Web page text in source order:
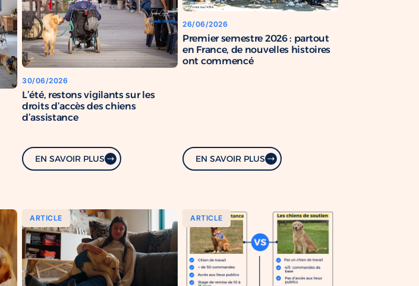
30/06/2026
L’été, restons vigilants sur les
droits d’accès des chiens
d’assistance
EN SAVOIR PLUS
26/06/2026
Premier semestre 2026 : partout
en France, de nouvelles histoires
ont commencé
EN SAVOIR PLUS
ARTICLE ARTICLE